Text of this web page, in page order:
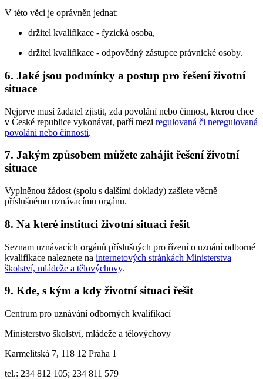
V této věci je oprávněn jednat:
držitel kvalifikace - fyzická osoba,
držitel kvalifikace - odpovědný zástupce právnické osoby.
6. Jaké jsou podmínky a postup pro řešení životní
situace
Nejprve musí žadatel zjistit, zda povolání nebo činnost, kterou chce
v České republice vykonávat, patří mezi regulovaná či neregulovaná
povolání nebo činnosti.
7. Jakým způsobem můžete zahájit řešení životní
situace
Vyplněnou žádost (spolu s dalšími doklady) zašlete věcně
příslušnému uznávacímu orgánu.
8. Na které instituci životní situaci řešit
Seznam uznávacích orgánů příslušných pro řízení o uznání odborné
kvalifikace naleznete na internetových stránkách Ministerstva
školství, mládeže a tělovýchovy.
9. Kde, s kým a kdy životní situaci řešit
Centrum pro uznávání odborných kvalifikací
Ministerstvo školství, mládeže a tělovýchovy
Karmelitská 7, 118 12 Praha 1
tel.: 234 812 105; 234 811 579